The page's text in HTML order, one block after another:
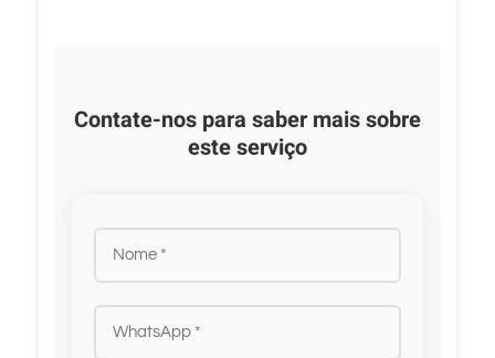
Contate-nos para saber mais sobre
este serviço